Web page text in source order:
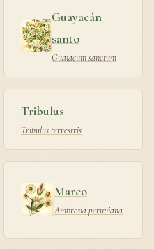
Guayacán
santo
Guaiacum sanctum
Tribulus
Tribulus terrestris
Marco
Ambrosia peruviana